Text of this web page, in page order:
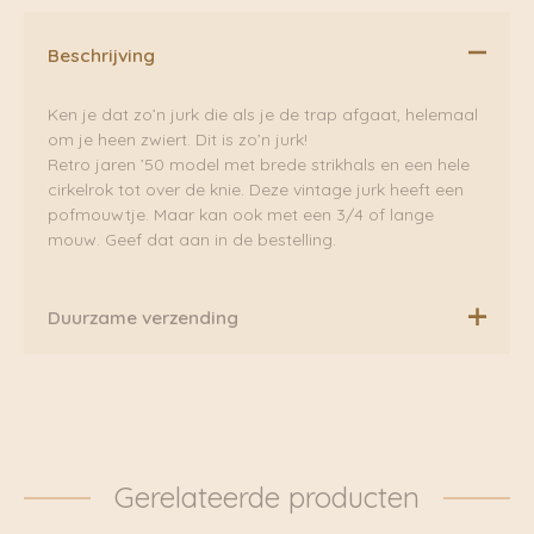
Beschrijving
Ken je dat zo’n jurk die als je de trap afgaat, helemaal
om je heen zwiert. Dit is zo’n jurk!
Retro jaren ’50 model met brede strikhals en een hele
cirkelrok tot over de knie. Deze vintage jurk heeft een
pofmouwtje. Maar kan ook met een 3/4 of lange
mouw. Geef dat aan in de bestelling.
Duurzame verzending
daadwerkelijk met de fiets bezorgd. Klik voor meer
Gerelateerde producten